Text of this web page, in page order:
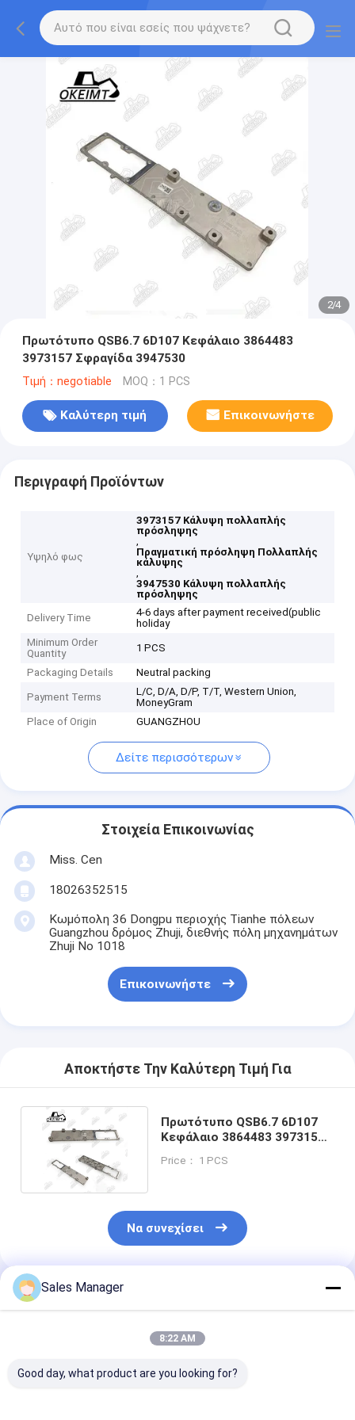
2/4
Πρωτότυπο QSB6.7 6D107 Κεφάλαιο 3864483
3973157 Σφραγίδα 3947530
Τιμή：negotiable MOQ：1 PCS
Καλύτερη τιμή Επικοινωνήστε
Περιγραφή Προϊόντων
Υψηλό φως
3973157 Κάλυψη πολλαπλής
πρόσληψης
,
Πραγματική πρόσληψη Πολλαπλής
κάλυψης
,
3947530 Κάλυψη πολλαπλής
πρόσληψης
Delivery Time
4-6 days after payment received(public
holiday
Minimum Order
Quantity
1 PCS
Packaging Details Neutral packing
Payment Terms
L/C, D/A, D/P, T/T, Western Union,
MoneyGram
Place of Origin
GUANGZHOU
Δείτε περισσότερων
Στοιχεία Επικοινωνίας
Miss. Cen
18026352515
Κωμόπολη 36 Dongpu περιοχής Tianhe πόλεων
Guangzhou δρόμος Zhuji, διεθνής πόλη μηχανημάτων
Zhuji Νο 1018
Επικοινωνήστε
Αποκτήστε Την Καλύτερη Τιμή Για
Πρωτότυπο QSB6.7 6D107
Κεφάλαιο 3864483 3973157
Price： 1 PCS
Να συνεχίσει
Συνιστώμενα Προϊόντα
Sales Manager
8:22 AM
Good day, what product are you looking for?